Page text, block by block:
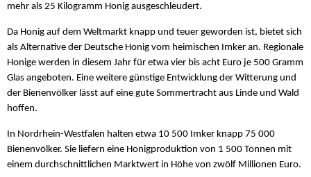
mehr als 25 Kilogramm Honig ausgeschleudert.
Da Honig auf dem Weltmarkt knapp und teuer geworden ist, bietet sich
als Alternative der Deutsche Honig vom heimischen Imker an. Regionale
Honige werden in diesem Jahr für etwa vier bis acht Euro je 500 Gramm
Glas angeboten. Eine weitere günstige Entwicklung der Witterung und
der Bienenvölker lässt auf eine gute Sommertracht aus Linde und Wald
hoffen.
In Nordrhein-Westfalen halten etwa 10 500 Imker knapp 75 000
Bienenvölker. Sie liefern eine Honigproduktion von 1 500 Tonnen mit
einem durchschnittlichen Marktwert in Höhe von zwölf Millionen Euro.